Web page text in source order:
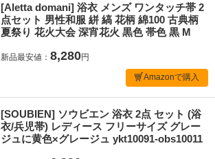
[Aletta domani] 浴衣 メンズ ワンタッチ帯 2
点セット 男性和服 絣 縞 花柄 綿100 古典柄
夏祭り 花火大会 深宵花火 黒色 帯色 黒 M
新品最安値： 8,280円
Amazonで購入
[SOUBIEN] ソウビエン 浴衣 2点 セット (浴
衣/兵児帯) レディース フリーサイズ グレー
ジュに黄色×グレージュ ykt10091-obs10011